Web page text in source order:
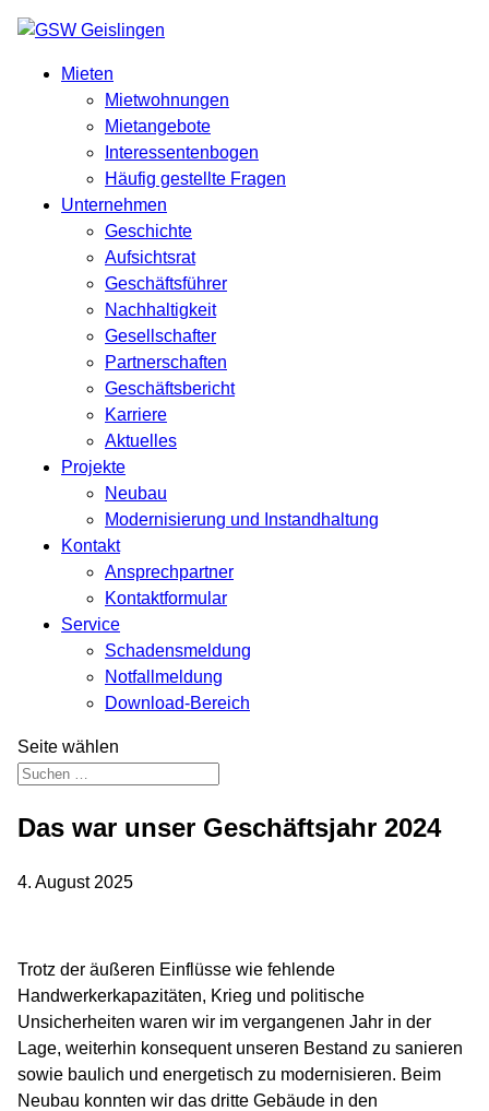
Mieten
Mietwohnungen
Mietangebote
Interessentenbogen
Häufig gestellte Fragen
Unternehmen
Geschichte
Aufsichtsrat
Geschäftsführer
Nachhaltigkeit
Gesellschafter
Partnerschaften
Geschäftsbericht
Karriere
Aktuelles
Projekte
Neubau
Modernisierung und Instandhaltung
Kontakt
Ansprechpartner
Kontaktformular
Service
Schadensmeldung
Notfallmeldung
Download-Bereich
Seite wählen
Das war unser Geschäftsjahr 2024
4. August 2025
Trotz der äußeren Einflüsse wie fehlende
Handwerkerkapazitäten, Krieg und politische
Unsicherheiten waren wir im vergangenen Jahr in der
Lage, weiterhin konsequent unseren Bestand zu sanieren
sowie baulich und energetisch zu modernisieren. Beim
Neubau konnten wir das dritte Gebäude in den